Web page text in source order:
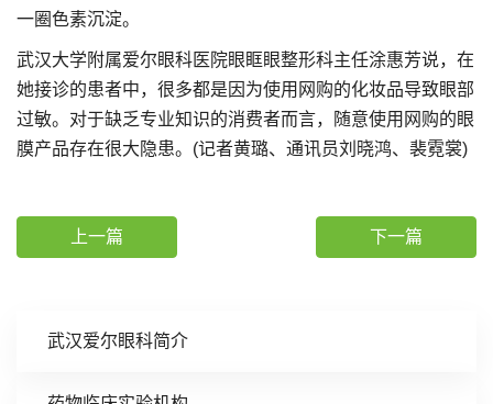
武汉爱尔眼科简介
一圈色素沉淀。
武汉大学附属爱尔眼科医院眼眶眼整形科主任涂惠芳说，在
她接诊的患者中，很多都是因为使用网购的化妆品导致眼部
过敏。对于缺乏专业知识的消费者而言，随意使用网购的眼
膜产品存在很大隐患。(记者黄璐、通讯员刘晓鸿、裴霓裳)
上一篇 下一篇